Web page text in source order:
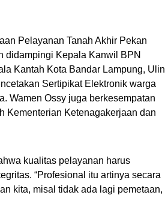
Pelayanan Tanah Akhir Pekan
didampingi Kepala Kanwil BPN
Kantah Kota Bandar Lampung, Ulin
Sertipikat Elektronik warga
Wamen Ossy juga berkesempatan
Kementerian Ketenagakerjaan dan
kualitas pelayanan harus
“Profesional itu artinya secara
kita, misal tidak ada lagi pemetaan,